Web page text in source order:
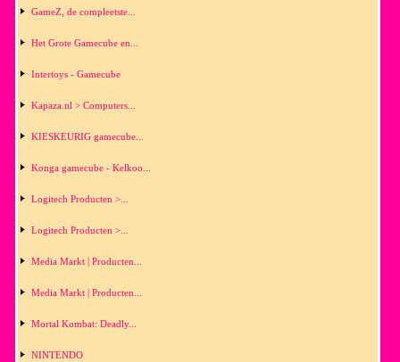
GameZ, de compleetste...
Het Grote Gamecube en...
Intertoys - Gamecube
Kapaza.nl > Computers...
KIESKEURIG gamecube...
Konga gamecube - Kelkoo...
Logitech Producten >...
Logitech Producten >...
Media Markt | Producten...
Media Markt | Producten...
Mortal Kombat: Deadly...
NINTENDO